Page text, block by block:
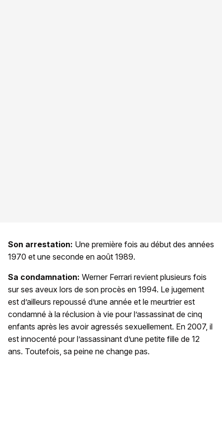
Son arrestation: Une première fois au début des années
1970 et une seconde en août 1989.
Sa condamnation: Werner Ferrari revient plusieurs fois
sur ses aveux lors de son procès en 1994. Le jugement
est d’ailleurs repoussé d’une année et le meurtrier est
condamné à la réclusion à vie pour l’assassinat de cinq
enfants après les avoir agressés sexuellement. En 2007, il
est innocenté pour l’assassinant d’une petite fille de 12
ans. Toutefois, sa peine ne change pas.